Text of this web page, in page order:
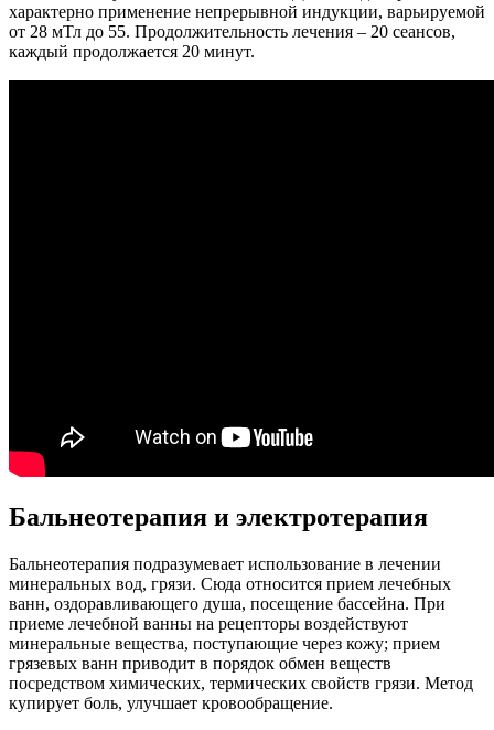
характерно применение непрерывной индукции, варьируемой
от 28 мТл до 55. Продолжительность лечения – 20 сеансов,
каждый продолжается 20 минут.
Бальнеотерапия и электротерапия
Бальнеотерапия подразумевает использование в лечении
минеральных вод, грязи. Сюда относится прием лечебных
ванн, оздоравливающего душа, посещение бассейна. При
приеме лечебной ванны на рецепторы воздействуют
минеральные вещества, поступающие через кожу; прием
грязевых ванн приводит в порядок обмен веществ
посредством химических, термических свойств грязи. Метод
купирует боль, улучшает кровообращение.